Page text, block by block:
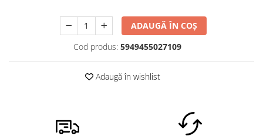
ADAUGĂ ÎN COȘ
Cod produs: 5949455027109
Adaugă în wishlist